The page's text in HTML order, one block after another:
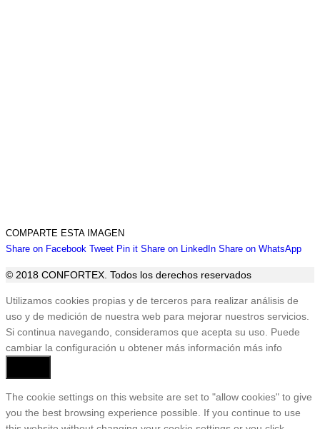
COMPARTE ESTA IMAGEN
Share on Facebook Share
Facebook
TweetShare
Twitter
Pin itShare
Pinterest
Share on LinkedInShare
LinkedIn
Share on WhatsApp
© 2018 CONFORTEX. Todos los derechos reservados
Ir
a
Tienda
Utilizamos cookies propias y de terceros para realizar análisis de
uso y de medición de nuestra web para mejorar nuestros servicios.
Si continua navegando, consideramos que acepta su uso. Puede
cambiar la configuración u obtener más información más info
The cookie settings on this website are set to "allow cookies" to give
you the best browsing experience possible. If you continue to use